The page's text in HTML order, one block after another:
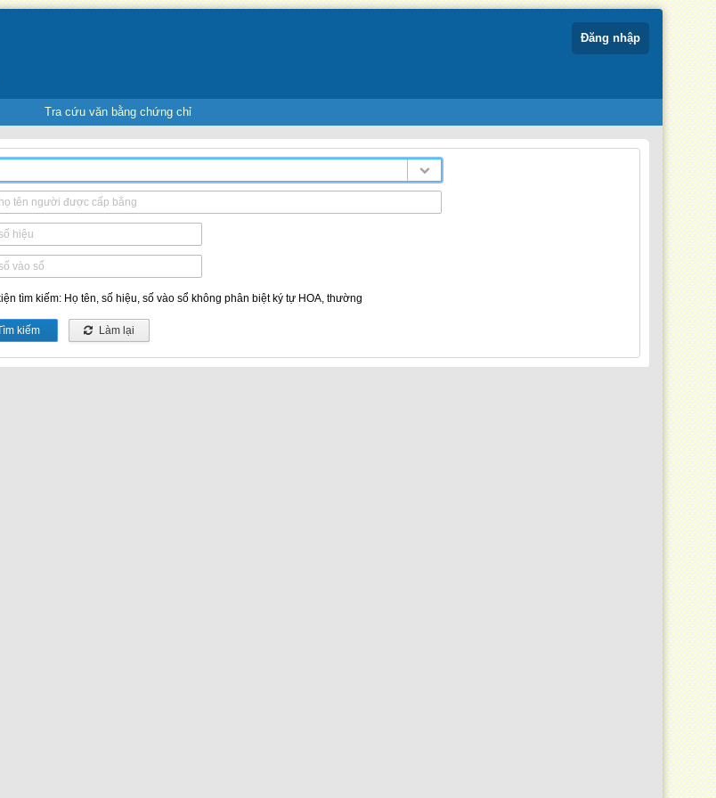
Đăng nhập
Tra cứu văn bằng chứng chỉ
tìm kiếm: Họ tên, số hiệu, số vào sổ không phân biệt ký tự HOA, thường
kiếm  Làm lại